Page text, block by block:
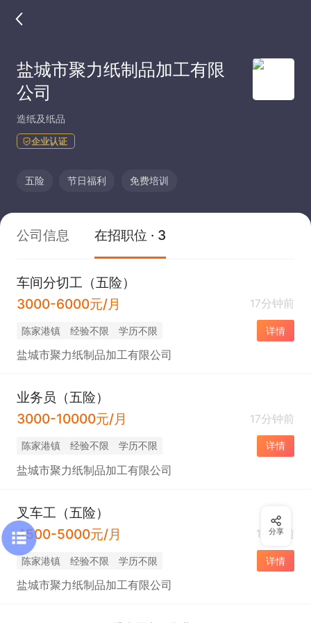
盐城市聚力纸制品加工有限
公司
造纸及纸品
企业认证
五险 节日福利 免费培训
公司信息 在招职位 · 3
车间分切工（五险）
3000-6000元/月
17分钟前
陈家港镇 经验不限 学历不限 详情
盐城市聚力纸制品加工有限公司
业务员（五险）
3000-10000元/月
17分钟前
陈家港镇 经验不限 学历不限 详情
盐城市聚力纸制品加工有限公司
叉车工（五险）
4500-5000元/月
1小时前
陈家港镇 经验不限 学历不限 详情
盐城市聚力纸制品加工有限公司
分享